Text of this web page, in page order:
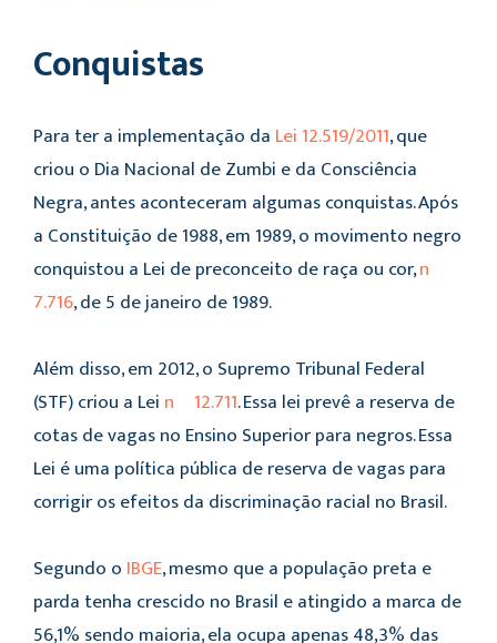
Conquistas
Para ter a implementação da Lei 12.519/2011, que
criou o Dia Nacional de Zumbi e da Consciência
Negra, antes aconteceram algumas conquistas. Após
a Constituição de 1988, em 1989, o movimento negro
conquistou a Lei de preconceito de raça ou cor,nº
7.716, de 5 de janeiro de 1989.
Além disso, em 2012, o Supremo Tribunal Federal
(STF) criou a Lei nº 12.711. Essa lei prevê a reserva de
cotas de vagas no Ensino Superior para negros. Essa
Lei é uma política pública de reserva de vagas para
corrigir os efeitos da discriminação racial no Brasil.
Segundo o IBGE, mesmo que a população preta e
parda tenha crescido no Brasil e atingido a marca de
56,1% sendo maioria, ela ocupa apenas 48,3% das